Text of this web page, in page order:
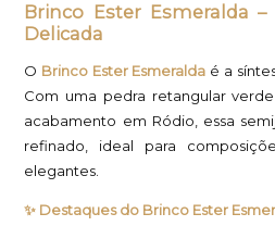
Brinco Ester Esmeralda
Delicada
O Brinco Ester Esmeralda é a
Com uma pedra retangular
acabamento em Ródio, essa
refinado, ideal para
elegantes.
✨ Destaques do Brinco Ester